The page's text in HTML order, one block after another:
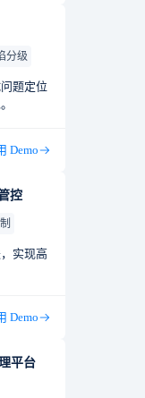
分级
题定位
Demo
控
实现高
Demo
平台